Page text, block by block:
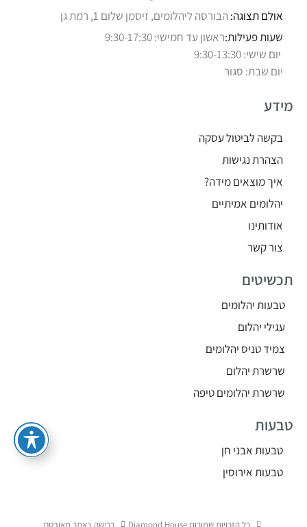
אולם תצוגה: הבורסה ליהלומים, זיסמן שלום 1, רמת גן
שעות פעילות:ראשון עד חמישי: 9:30-17:30
יום שישי: 9:30-13:30
יום שבת: סגור
מידע
בקשה לביטול עסקה
הצהרת נגישות
איך מוצאים מידה?
יהלומים אמיתיים
אודותינו
צור קשר
תכשיטים
טבעות יהלומים
עגילי יהלום
צמיד טניס יהלומים
שרשרת יהלום
שרשרת יהלומים טיפה
טבעות
טבעות אבני חן
טבעות אירוסין
כל הזכויות שמורות Diamond House רכישה באתר מאובטח